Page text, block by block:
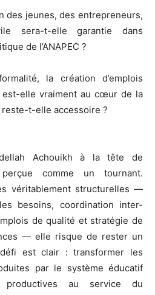
des jeunes, des entrepreneurs,
sera-t-elle garantie dans
de l’ANAPEC ?
la création d’emplois
est-elle vraiment au cœur de la
t-elle accessoire ?
Achouikh à la tête de
comme un tournant.
véritablement structurelles —
besoins, coordination inter-
de qualité et stratégie de
— elle risque de rester un
est clair : transformer les
par le système éducatif
au service du